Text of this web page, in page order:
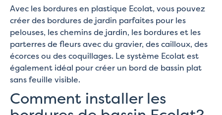
Avec les bordures en plastique Ecolat, vous pouvez
créer des bordures de jardin parfaites pour les
pelouses, les chemins de jardin, les bordures et les
parterres de fleurs avec du gravier, des cailloux, des
écorces ou des coquillages. Le système Ecolat est
également idéal pour créer un bord de bassin plat
sans feuille visible.
Comment installer les